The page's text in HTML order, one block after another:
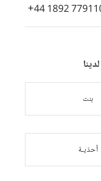
+44 1892
بنت
أحذيـة